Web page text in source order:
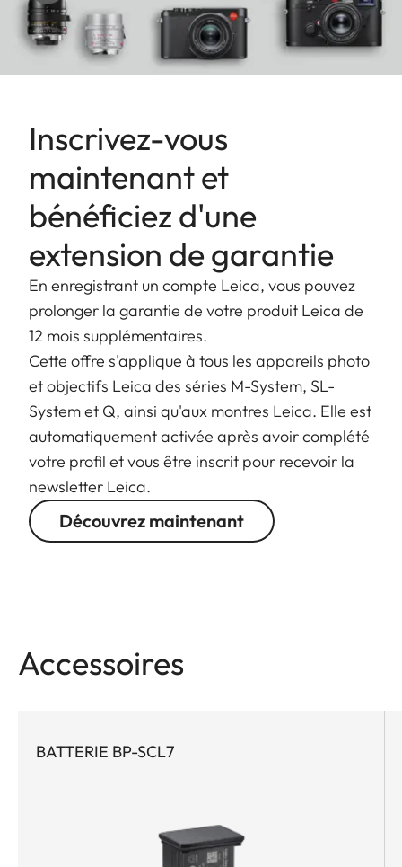
Inscrivez-vous
maintenant et
bénéficiez d'une
extension de garantie
En enregistrant un compte Leica, vous pouvez
prolonger la garantie de votre produit Leica de
12 mois supplémentaires.
Cette offre s'applique à tous les appareils photo
et objectifs Leica des séries M-System, SL-
System et Q, ainsi qu'aux montres Leica. Elle est
automatiquement activée après avoir complété
votre profil et vous être inscrit pour recevoir la
newsletter Leica.
Découvrez maintenant
Accessoires
BATTERIE BP-SCL7